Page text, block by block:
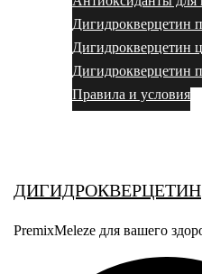
Дигидрокверцетин
Дигидрокверцетин
Дигидрокверцетин
Правила и условия
ДИГИДРОКВЕРЦЕТИН
PremixMeleze для вашего